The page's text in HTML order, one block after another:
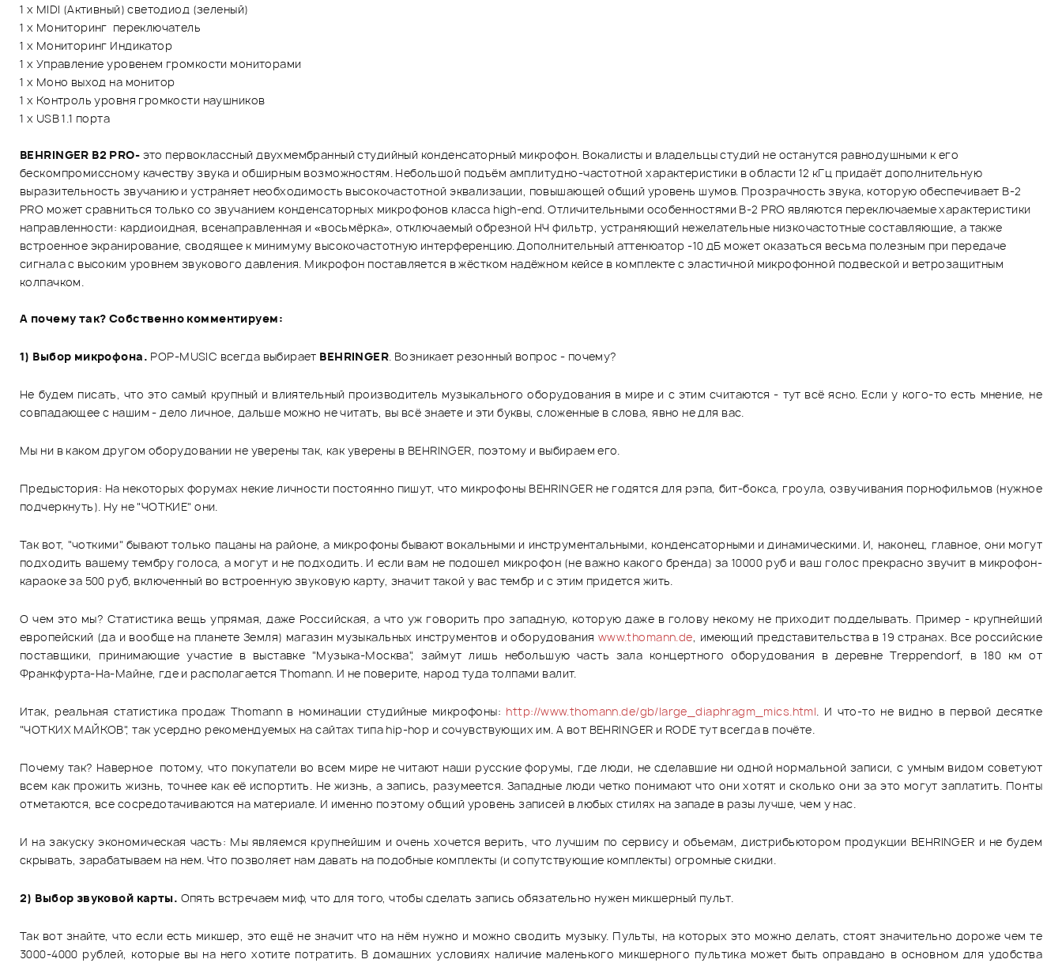
1 х MIDI (Активный) светодиод (зеленый)
1 х Мониторинг переключатель
1 х Мониторинг Индикатор
1 х Управление уровенем громкости мониторами
1 х Моно выход на монитор
1 х Контроль уровня громкости наушников
1 х USB 1.1 порта
BEHRINGER B2 PRO- это первоклассный двухмембранный студийный конденсаторный микрофон. Вокалисты и владельцы студий не останутся равнодушными к его
бескомпромиссному качеству звука и обширным возможностям. Небольшой подъём амплитудно-частотной характеристики в области 12 кГц придаёт дополнительную
выразительность звучанию и устраняет необходимость высокочастотной эквализации, повышающей общий уровень шумов. Прозрачность звука, которую обеспечивает B-2
PRO может сравниться только со звучанием конденсаторных микрофонов класса high-end. Отличительными особенностями B-2 PRO являются переключаемые характеристики
направленности: кардиоидная, всенаправленная и «восьмёрка», отключаемый обрезной НЧ фильтр, устраняющий нежелательные низкочастотные составляющие, а также
встроенное экранирование, сводящее к минимуму высокочастотную интерференцию. Дополнительный аттенюатор -10 дБ может оказаться весьма полезным при передаче
сигнала с высоким уровнем звукового давления. Микрофон поставляется в жёстком надёжном кейсе в комплекте с эластичной микрофонной подвеской и ветрозащитным
колпачком.
А почему так? Собственно комментируем:
1) Выбор микрофона. POP-MUSIC всегда выбирает BEHRINGER . Возникает резонный вопрос - почему?
Не будем писать, что это самый крупный и влиятельный производитель музыкального оборудования в мире и с этим считаются - тут всё ясно. Если у кого-то есть мнение, не
совпадающее с нашим - дело личное, дальше можно не читать, вы всё знаете и эти буквы, сложенные в слова, явно не для вас.
Мы ни в каком другом оборудовании не уверены так, как уверены в BEHRINGER, поэтому и выбираем его.
Предыстория: На некоторых форумах некие личности постоянно пишут, что микрофоны BEHRINGER не годятся для рэпа, бит-бокса, гроула, озвучивания порнофильмов (нужное
подчеркнуть). Ну не "ЧОТКИЕ" они.
Так вот, "чоткими" бывают только пацаны на районе, а микрофоны бывают вокальными и инструментальными, конденсаторными и динамическими. И, наконец, главное, они могут
подходить вашему тембру голоса, а могут и не подходить. И если вам не подошел микрофон (не важно какого бренда) за 10000 руб и ваш голос прекрасно звучит в микрофон-
караоке за 500 руб, включенный во встроенную звуковую карту, значит такой у вас тембр и с этим придется жить.
О чем это мы? Статистика вещь упрямая, даже Российская, а что уж говорить про западную, которую даже в голову некому не приходит подделывать. Пример - крупнейший
европейский (да и вообще на планете Земля) магазин музыкальных инструментов и оборудования www.thomann.de , имеющий представительства в 19 странах. Все российские
поставщики, принимающие участие в выставке "Музыка-Москва", займут лишь небольшую часть зала концертного оборудования в деревне Treppendorf, в 180 км от
Франкфурта-На-Майне, где и располагается Thomann. И не поверите, народ туда толпами валит.
Итак, реальная статистика продаж Thomann в номинации студийные микрофоны: http://www.thomann.de/gb/large_diaphragm_mics.html . И что-то не видно в первой десятке
"ЧОТКИХ МАЙКОВ", так усердно рекомендуемых на сайтах типа hip-hop и сочувствующих им. А вот BEHRINGER и RODE тут всегда в почёте.
Почему так? Наверное потому, что покупатели во всем мире не читают наши русские форумы, где люди, не сделавшие ни одной нормальной записи, с умным видом советуют
всем как прожить жизнь, точнее как её испортить. Не жизнь, а запись, разумеется. Западные люди четко понимают что они хотят и сколько они за это могут заплатить. Понты
отметаются, все сосредотачиваются на материале. И именно поэтому общий уровень записей в любых стилях на западе в разы лучше, чем у нас.
И на закуску экономическая часть: Мы являемся крупнейшим и очень хочется верить, что лучшим по сервису и объемам, дистрибьютором продукции BEHRINGER и не будем
скрывать, зарабатываем на нем. Что позволяет нам давать на подобные комплекты (и сопутствующие комплекты) огромные скидки.
2) Выбор звуковой карты. Опять встречаем миф, что для того, чтобы сделать запись обязательно нужен микшерный пульт.
Так вот знайте, что если есть микшер, это ещё не значит что на нём нужно и можно сводить музыку. Пульты, на которых это можно делать, стоят значительно дороже чем те
3000-4000 рублей, которые вы на него хотите потратить. В домашних условиях наличие маленького микшерного пультика может быть оправдано в основном для удобства